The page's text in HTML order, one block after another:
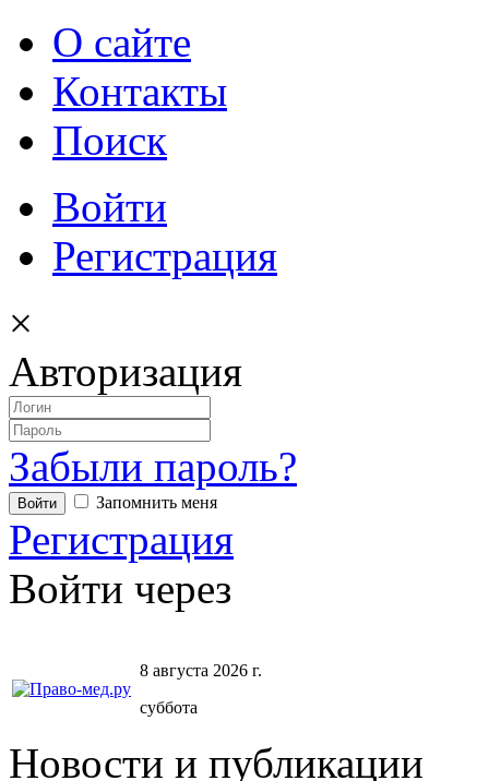
О сайте
Контакты
Поиск
Войти
Регистрация
×
Авторизация
Забыли пароль?
Запомнить меня
Регистрация
Войти через
8 августа 2026 г.
суббота
Новости и публикации